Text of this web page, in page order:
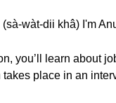
wàt-dii khâ) I'm
you’ll learn about
place in an